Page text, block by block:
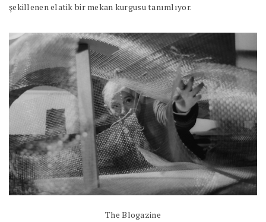
şekillenen elatik bir mekan kurgusu tanımlıyor.
The Blogazine